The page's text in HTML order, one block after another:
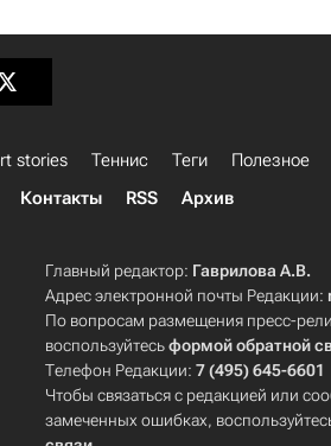
stories Теннис Теги
Полезное
Контакты RSS Архив
Главный редактор: Гаврилова А.В.
Адрес электронной почты Редакции:
По вопросам размещения пресс-
воспользуйтесьформой обратной
Телефон Редакции:7 (495) 645-6601
Чтобы связаться с редакцией или
замеченных ошибках,